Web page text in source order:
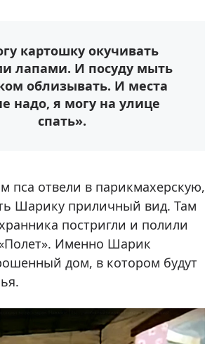
картошку окучивать
лапами. И посуду мыть
облизывать. И места
надо, я могу на улице
спать».
пса отвели в парикмахерскую,
Шарику приличный вид. Там
постригли и полили
Именно Шарик
дом, в котором будут